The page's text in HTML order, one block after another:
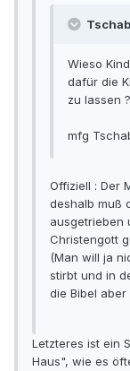
Wieso
dafür die
zu lassen
mfg
Offiziell : Der
deshalb muß
ausgetrieben
Christengott
(Man will ja
stirbt und in
die Bibel
Letzteres ist ein
Haus", wie es